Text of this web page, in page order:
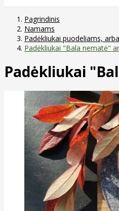
Pagrindinis
Namams
Padėkliukai puodeliams,
Padėkliukai "Bala nematė"
Padėkliukai